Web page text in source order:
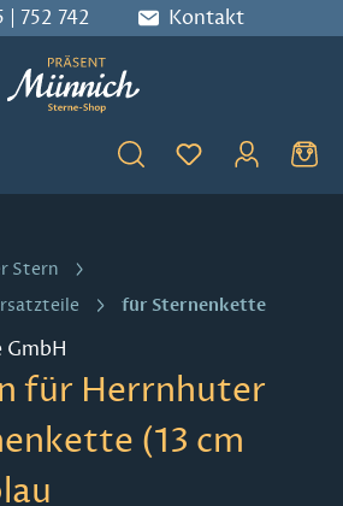
| 752 742 Kontakt
Du hast 0
Stern
für Sternenkette
für Herrnhuter
(13 cm